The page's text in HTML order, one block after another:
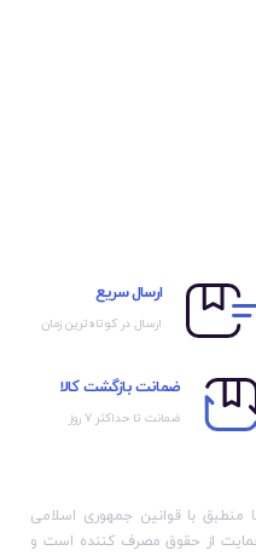
ارسال سریع
ارسال در کوتاه‌ترین زمان
ضمانت بازگشت کالا
ضمانت تا حداکثر ۷ روز
با قوانین جمهوری اسلامی
حمایت از حقوق مصرف کننده است و